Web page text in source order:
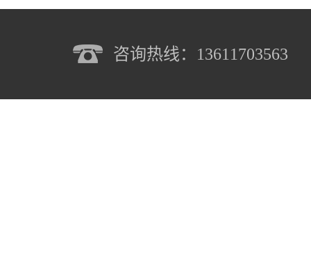
咨询热线：13611703563